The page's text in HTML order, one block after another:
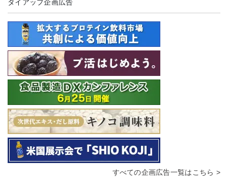
タイアップ企画広告
すべての企画広告一覧はこちら >